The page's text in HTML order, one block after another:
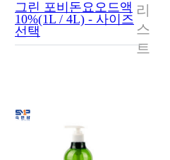
리
스
트
그린 포비돈요오드액
10%(1L / 4L) - 사이즈
선택